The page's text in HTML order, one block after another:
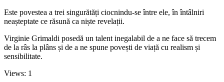
Este povestea a trei singurătăți ciocnindu-se între ele, în întâlniri
neașteptate ce răsună ca niște revelații.
Virginie Grimaldi posedă un talent inegalabil de a ne face să trecem
de la râs la plâns și de a ne spune povești de viață cu realism și
sensibilitate.
Views: 1